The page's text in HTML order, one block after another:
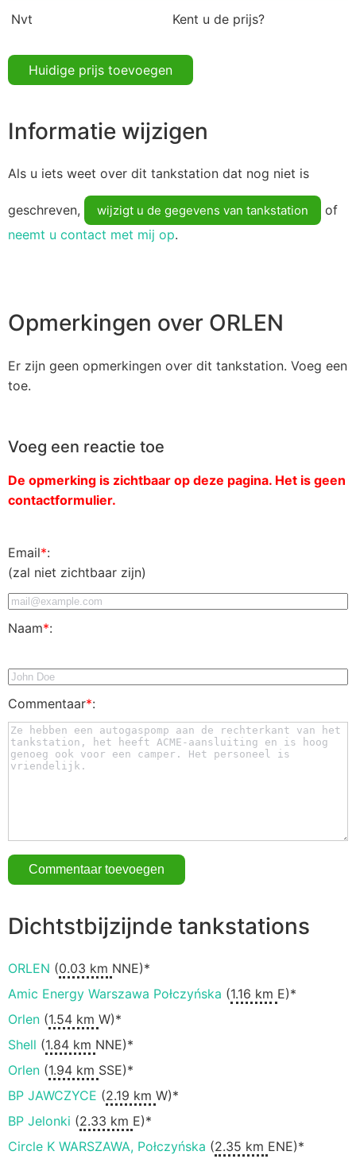
Nvt Kent u de prijs?
Huidige prijs toevoegen
Informatie wijzigen
Als u iets weet over dit tankstation dat nog niet is
geschreven, wijzigt u de gegevens van tankstation
of
neemt u contact met mij op.
Opmerkingen over ORLEN
Er zijn geen opmerkingen over dit tankstation. Voeg een
toe.
Voeg een reactie toe
De opmerking is zichtbaar op deze pagina. Het is geen
contactformulier.
Email*:
(zal niet zichtbaar zijn)
Naam*:
Commentaar*:
Dichtstbijzijnde tankstations
ORLEN (0.03 km NNE)*
Amic Energy Warszawa Połczyńska (1.16 km E)*
Orlen (1.54 km W)*
Shell (1.84 km NNE)*
Orlen (1.94 km SSE)*
BP JAWCZYCE (2.19 km W)*
BP Jelonki (2.33 km E)*
Circle K WARSZAWA, Połczyńska (2.35 km ENE)*